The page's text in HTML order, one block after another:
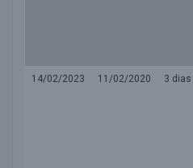
14/02/2023 11/02/2020
3 dias